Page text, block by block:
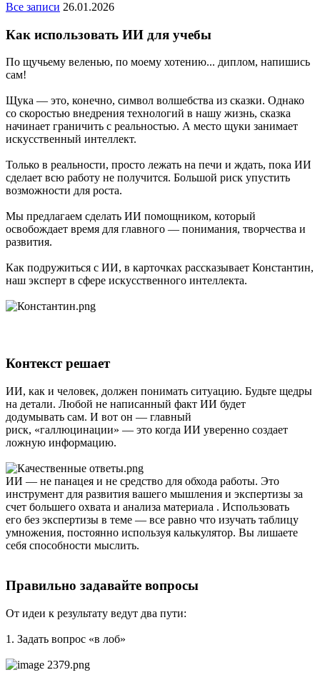
Все записи 26.01.2026
Как использовать ИИ для учебы
По щучьему веленью, по моему хотению... диплом, напишись
сам!
Щука — это, конечно, символ волшебства из сказки. Однако
со скоростью внедрения технологий в нашу жизнь, сказка
начинает граничить с реальностью. А место щуки занимает
искусственный интеллект.
Только в реальности, просто лежать на печи и ждать, пока ИИ
сделает всю работу не получится. Большой риск упустить
возможности для роста.
Мы предлагаем сделать ИИ помощником, который
освобождает время для главного — понимания, творчества и
развития.
Как подружиться с ИИ, в карточках рассказывает Константин,
наш эксперт в сфере искусственного интеллекта.
Контекст решает
ИИ, как и человек, должен понимать ситуацию. Будьте щедры
на детали. Любой не написанный факт ИИ будет
додумывать сам. И вот он — главный
риск, «галлюцинации» — это когда ИИ уверенно создает
ложную информацию.
ИИ — не панацея и не средство для обхода работы. Это
инструмент для развития вашего мышления и экспертизы за
счет большего охвата и анализа материала . Использовать
его без экспертизы в теме — все равно что изучать таблицу
умножения, постоянно используя калькулятор. Вы лишаете
себя способности мыслить.
Правильно задавайте вопросы
От идеи к результату ведут два пути:
1. Задать вопрос «в лоб»